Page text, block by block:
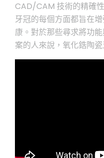
CAD/CAM 技術的精確
牙冠的每個方面都旨在
康。對於那些尋求將功
案的人來說，氧化鋯陶